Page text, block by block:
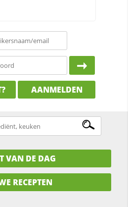
AANMELDEN
VAN DE DAG
RECEPTEN